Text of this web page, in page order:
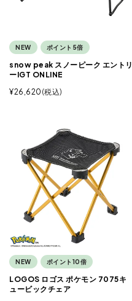
NEW ポイント5倍
snow peak スノーピーク エントリ
ーIGT ONLINE
¥26,620 税込
NEW ポイント10倍
LOGOS ロゴス ポケモン 7075キ
ュービックチェア